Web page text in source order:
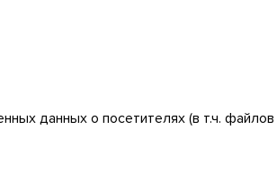
данных о посетителях (в т.ч.